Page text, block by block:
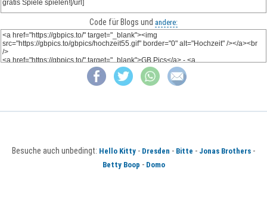
Code für Blogs und andere:
Besuche auch unbedingt: Hello Kitty - Dresden - Bitte - Jonas Brothers -
Betty Boop - Domo